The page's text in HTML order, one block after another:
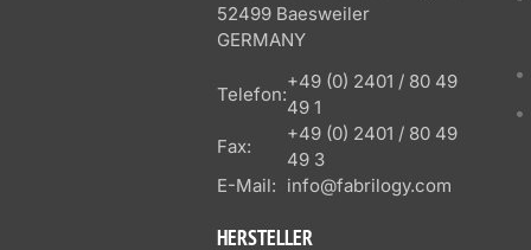
52499 Baesweiler
GERMANY
Telefon:
+49 (0) 2401 / 80 49
49 1
Fax:
+49 (0) 2401 / 80 49
49 3
E-Mail: info@fabrilogy.com
HERSTELLER